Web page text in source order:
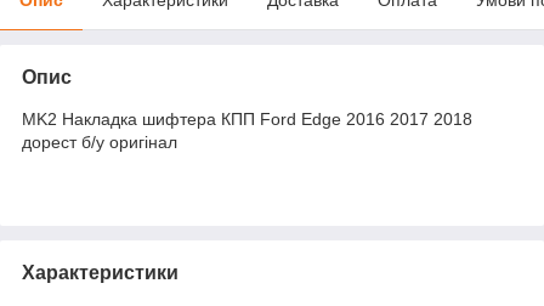
Опис
MK2 Накладка шифтера КПП Ford Edge 2016 2017 2018
дорест б/у оригінал
Характеристики